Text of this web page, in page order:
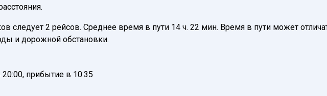
следует 2 рейсов. Среднее время в пути 14 ч. 22 мин. Время в пути может
и дорожной обстановки.
прибытие в 10:35